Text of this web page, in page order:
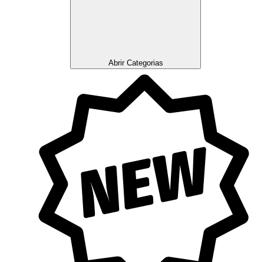
Abrir Categorias